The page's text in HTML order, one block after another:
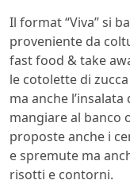
Il format “Viva” si
proveniente da
fast food & take
le cotolette di
ma anche
mangiare al banco
proposte anche i
e spremute ma
risotti e contorni.